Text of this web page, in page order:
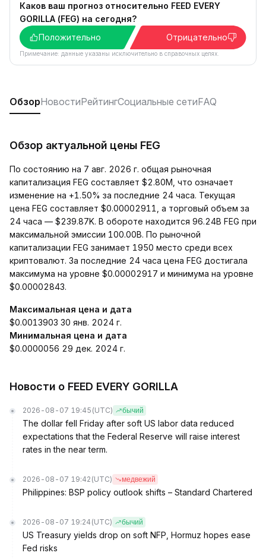
Каков ваш прогноз относительно FEED EVERY
GORILLA (FEG) на сегодня?
Положительно
Отрицательно
Примечание: данные указаны исключительно в справочных целях.
ОбзорНовостиРейтингСоциальные сетиFAQ
Обзор актуальной цены FEG
По состоянию на 7 авг. 2026 г. общая рыночная
капитализация FEG составляет $2.80M, что означает
изменение на +1.50% за последние 24 часа. Текущая
цена FEG составляет $0.00002911, а торговый объем за
24 часа — $239.87K. В обороте находится 96.24B FEG при
максимальной эмиссии 100.00B. По рыночной
капитализации FEG занимает 1950 место среди всех
криптовалют. За последние 24 часа цена FEG достигала
максимума на уровне $0.00002917 и минимума на уровне
$0.00002843.
Максимальная цена и дата
$0.0013903 30 янв. 2024 г.
Минимальная цена и дата
$0.0000056 29 дек. 2024 г.
Новости о FEED EVERY GORILLA
2026-08-07 19:45 (UTC) бычий
The dollar fell Friday after soft US labor data reduced
expectations that the Federal Reserve will raise interest
rates in the near term.
2026-08-07 19:42 (UTC) медвежий
Philippines: BSP policy outlook shifts – Standard Chartered
2026-08-07 19:24 (UTC) бычий
US Treasury yields drop on soft NFP, Hormuz hopes ease
Fed risks